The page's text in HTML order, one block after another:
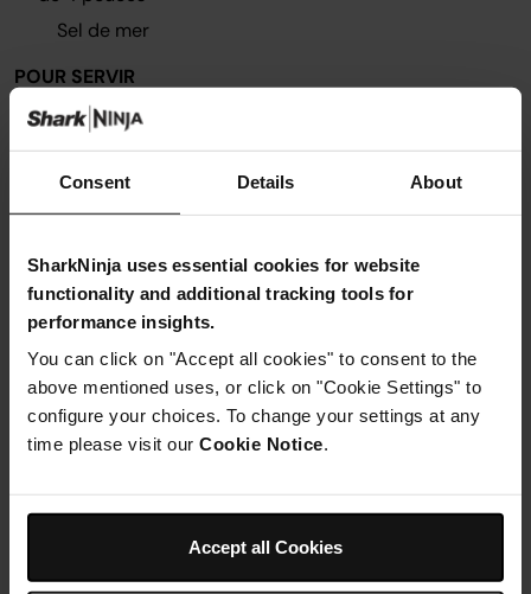
Consent Details About
SharkNinja uses essential cookies for website
functionality and additional tracking tools for
performance insights.
You can click on "Accept all cookies" to consent to the
above mentioned uses, or click on "Cookie Settings" to
configure your choices. To change your settings at any
time please visit our Cookie Notice.
Accept all Cookies
Sel de mer
POUR SERVIR
3
oignons rouges, finement émincés
3
limes
tacos mous
Laitue râpée, pour servir
Sel de mer
Ustensiles nécessaires